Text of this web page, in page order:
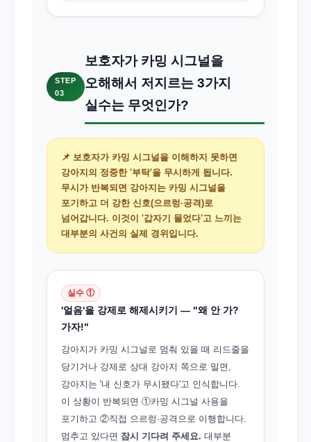
STEP
03
보호자가 카밍 시그널을
오해해서 저지르는 3가지
실수는 무엇인가?
📌 보호자가 카밍 시그널을 이해하지 못하면
강아지의 정중한 '부탁'을 무시하게 됩니다.
무시가 반복되면 강아지는 카밍 시그널을
포기하고 더 강한 신호(으르렁·공격)로
넘어갑니다. 이것이 '갑자기 물었다'고 느끼는
대부분의 사건의 실제 경위입니다.
실수 ①
'얼음'을 강제로 해제시키기 — "왜 안 가?
가자!"
강아지가 카밍 시그널로 멈춰 있을 때 리드줄을
당기거나 강제로 상대 강아지 쪽으로 밀면,
강아지는 '내 신호가 무시됐다'고 인식합니다.
이 상황이 반복되면 ①카밍 시그널 사용을
포기하고 ②직접 으르렁·공격으로 이행합니다.
멈추고 있다면 잠시 기다려 주세요. 대부분